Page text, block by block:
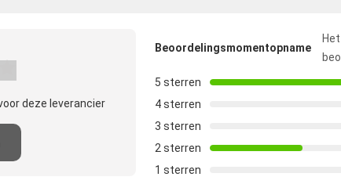
deze leverancier
Beoordelingsmomentopname
5 sterren
4 sterren
3 sterren
2 sterren
1 sterren